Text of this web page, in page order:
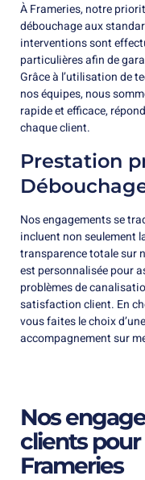
À Frameries, notre
débouchage aux
interventions sont
particulières afin de
Grâce à l’utilisation de
nos équipes, nous
rapide et efficace,
chaque client.
Prestation
Nos engagements se
incluent non seulement
transparence totale sur
est personnalisée pour
problèmes de
satisfaction client. En
vous faites le choix
accompagnement sur
Nos
clients
Frameries